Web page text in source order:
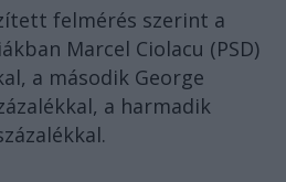
felmérés szerint a
Marcel Ciolacu (PSD)
a második George
a harmadik